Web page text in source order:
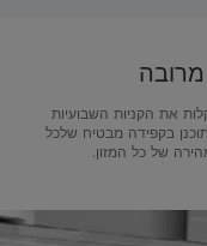
זה מכיל בקלות את הקניות השבועיות
בקפידה מבטיח שלכל
של כל המזון.